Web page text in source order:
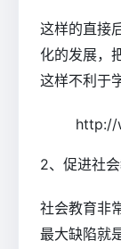
这样的直接
化的发展，
这样不利于
http://
2、促进社
社会教育非
最大缺陷就